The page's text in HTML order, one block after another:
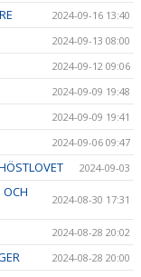
2024-09-16 13:40
2024-09-13 08:00
2024-09-12 09:06
2024-09-09 19:48
2024-09-09 19:41
2024-09-06 09:47
2024-09-03
OCH
2024-08-30 17:31
2024-08-28 20:02
2024-08-28 20:00